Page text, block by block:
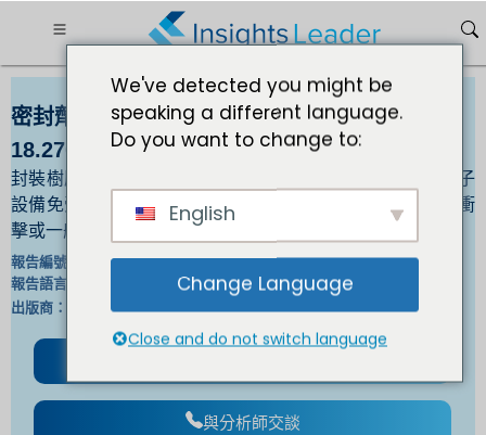
密封劑和灌封料市場到2032年規模將達到
18.2701億美元
封裝樹脂和灌封化合物用於在最惡劣的操作條件下保護電子
設備免受化學物質、灰塵、熱量、水、腐蝕性氣氛、物理衝
擊或一般環境的影響。
報告編號： IL_1063 |
報告語言： 英文/日文/法文/德文 |
出版商： 白細胞介素 |格式 ：
與分析師交談
We've detected you might be
speaking a different language.
Do you want to change to:
English
Change Language
Close and do not switch language